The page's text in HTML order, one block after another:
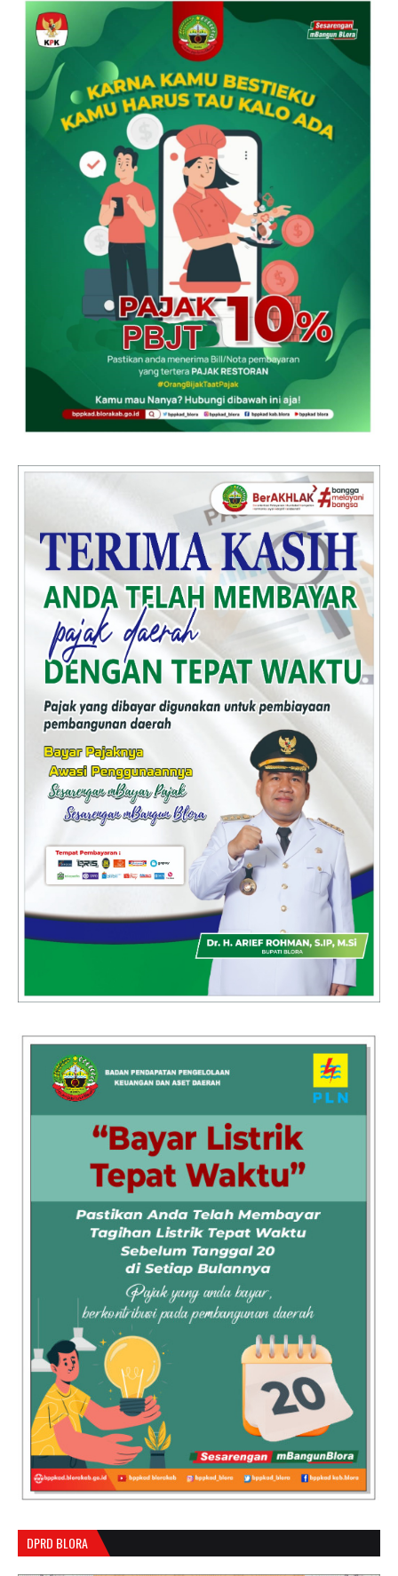
DPRD BLORA